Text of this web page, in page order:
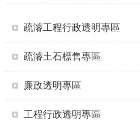
疏濬工程行政透明專區
疏濬土石標售專區
廉政透明專區
工程行政透明專區